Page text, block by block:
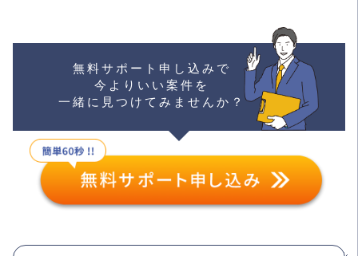
無料サポート申し込みで
今よりいい案件を
一緒に見つけてみませんか？